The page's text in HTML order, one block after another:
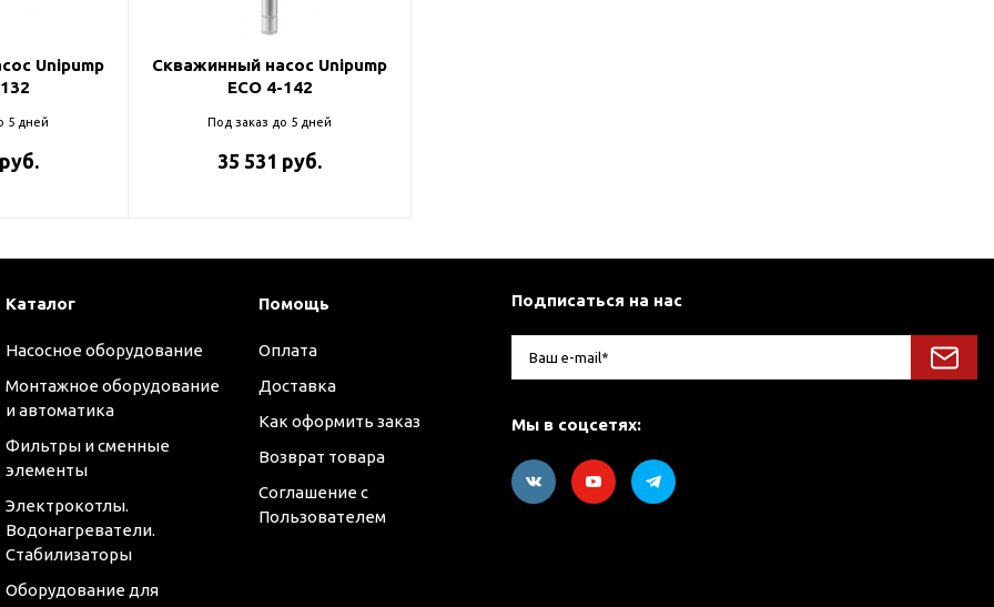
Unipump
5 дней
Скважинный насос Unipump
ECO 4-142
Под заказ до 5 дней
35 531 руб.
Каталог
Насосное оборудование
Монтажное оборудование
и автоматика
Фильтры и сменные
элементы
Электрокотлы.
Водонагреватели.
Стабилизаторы
Оборудование для
Помощь
Оплата
Доставка
Как оформить заказ
Возврат товара
Соглашение с
Пользователем
Подписаться на нас
Мы в соцсетях: